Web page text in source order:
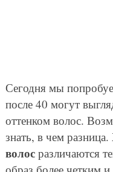
Сегодня мы
после 40 могут
оттенком волос.
знать, в чем разница.
волосразличаются